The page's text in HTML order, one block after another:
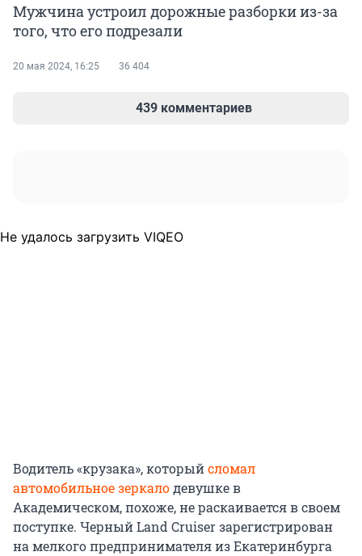
Мужчина устроил дорожные разборки из-за
того, что его подрезали
20 мая 2024, 16:25 36 404
439 комментариев
Не удалось загрузить VIQEO
Водитель «крузака», которыйсломал
автомобильное зеркалодевушке в
Академическом, похоже, не раскаивается в своем
поступке. Черный Land Cruiserзарегистрирован
на мелкого предпринимателя из Екатеринбурга